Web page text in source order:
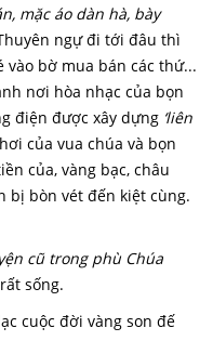
mặc áo dàn hà, bày
ngự đi tới đâu thì
bờ mua bán các thứ...
nơi hòa nhạc của bọn
điện được xây dựng ‘liên
của vua chúa và bọn
của, vàng bạc, châu
bị bòn vét đến kiệt cùng.
cũ trong phù Chúa
sống.
cuộc đời vàng son đế